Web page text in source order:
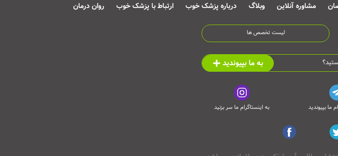
مشاوره آنلاین وبلاگ درباره پزشک خوب ارتباط با پزشک خوب روان درمان
لیست تخصص ها
به ما بپیوندید
ما بپیوندید به اینستاگرام ما سر بزنید